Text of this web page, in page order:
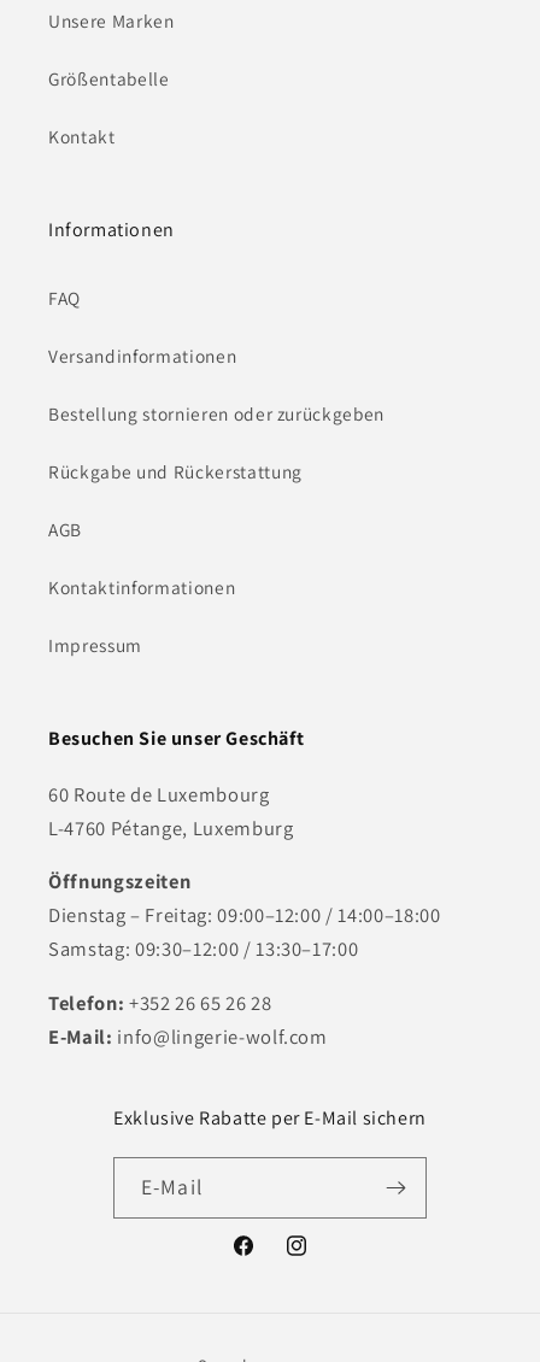
Unsere Marken
Größentabelle
Kontakt
Informationen
FAQ
Versandinformationen
Bestellung stornieren oder zurückgeben
Rückgabe und Rückerstattung
AGB
Kontaktinformationen
Impressum
Besuchen Sie unser Geschäft
60 Route de Luxembourg
L-4760 Pétange, Luxemburg
Öffnungszeiten
Dienstag – Freitag: 09:00–12:00 / 14:00–18:00
Samstag: 09:30–12:00 / 13:30–17:00
Telefon: +352 26 65 26 28
E-Mail: info@lingerie-wolf.com
Exklusive Rabatte per E-Mail sichern
E-Mail
FacebookInstagram